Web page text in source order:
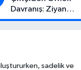
Davranış: Ziyan
Olmasın Diye
Toplayabilecek
sadelik ve